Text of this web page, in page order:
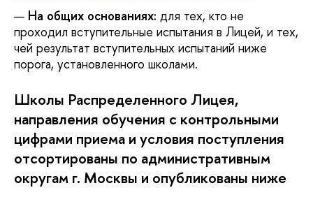
На общих основаниях: для тех, кто не
проходил вступительные испытания в Лицей, и тех,
чей результат вступительных испытаний ниже
порога, установленного школами.
Школы Распределенного Лицея,
направления обучения с контрольными
цифрами приема и условия поступления
отсортированы по административным
округам г. Москвы и опубликованы ниже